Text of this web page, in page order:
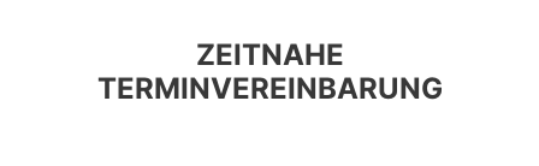
ZEITNAHE
TERMINVEREINBARUNG